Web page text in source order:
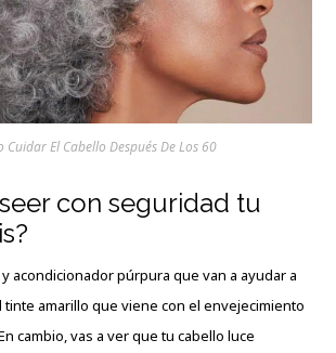
Cuidar El Cabello Después De Los 60
con seguridad tu
acondicionador púrpura que van a ayudar a
tinte amarillo que viene con el envejecimiento
cambio, vas a ver que tu cabello luce